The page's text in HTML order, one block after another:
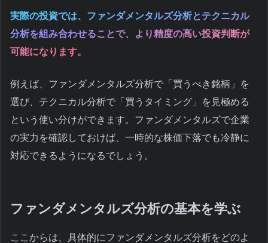
実際の投資では、ファンダメンタルズ分析とテクニカル
分析を組み合わせることで、より精度の高い投資判断が
可能になります。
例えば、ファンダメンタルズ分析で「買うべき銘柄」を
選び、テクニカル分析で「買うタイミング」を見極める
という使い分けができます。ファンダメンタルズで企業
の実力を確認しておけば、一時的な株価下落でも冷静に
対応できるようになるでしょう。
ファンダメンタルズ分析の基本を学ぶ
ここからは、具体的にファンダメンタルズ分析をどのよ